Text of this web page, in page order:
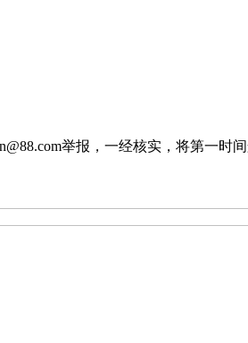
举报，一经核实，将第一时间